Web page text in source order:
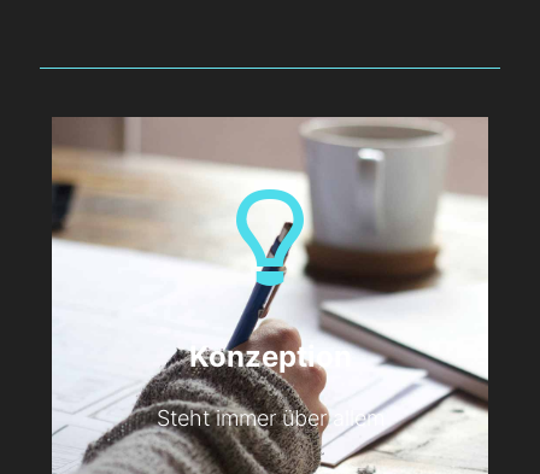
Konzeption
Steht immer über allem